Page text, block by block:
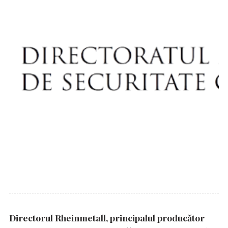
Directorul Rheinmetall, principalul producător